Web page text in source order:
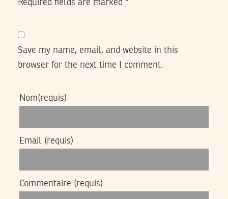
Required fields are marked *
Save my name, email, and website in this
browser for the next time I comment.
Nom(requis)
Email (requis)
Commentaire (requis)